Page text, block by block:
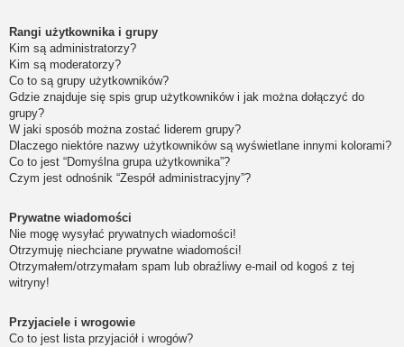
Rangi użytkownika i grupy
Kim są administratorzy?
Kim są moderatorzy?
Co to są grupy użytkowników?
Gdzie znajduje się spis grup użytkowników i jak można dołączyć do
grupy?
W jaki sposób można zostać liderem grupy?
Dlaczego niektóre nazwy użytkowników są wyświetlane innymi kolorami?
Co to jest “Domyślna grupa użytkownika”?
Czym jest odnośnik “Zespół administracyjny”?
Prywatne wiadomości
Nie mogę wysyłać prywatnych wiadomości!
Otrzymuję niechciane prywatne wiadomości!
Otrzymałem/otrzymałam spam lub obraźliwy e-mail od kogoś z tej
witryny!
Przyjaciele i wrogowie
Co to jest lista przyjaciół i wrogów?